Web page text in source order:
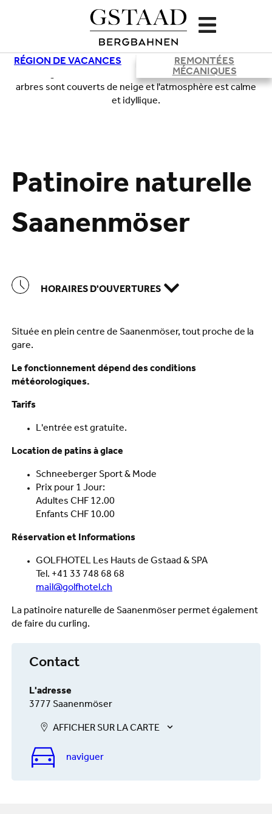
RÉGION DE VACANCES
REMONTÉES
MÉCANIQUES
Patinoire naturelle
Saanenmöser
HORAIRES D'OUVERTURES
Située en plein centre de Saanenmöser, tout proche de la
gare.
Le fonctionnement dépend des conditions
météorologiques.
Tarifs
L'entrée est gratuite.
Location de patins à glace
Schneeberger Sport & Mode
Prix pour 1 Jour:
Adultes CHF 12.00
Enfants CHF 10.00
Réservation et Informations
GOLFHOTEL Les Hauts de Gstaad & SPA
Tel. +41 33 748 68 68
mail@golfhotel.ch
La patinoire naturelle de Saanenmöser permet également
de faire du curling.
Contact
L'adresse
3777 Saanenmöser
AFFICHER SUR LA CARTE
naviguer